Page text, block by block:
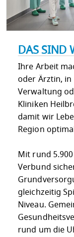
DAS SIND
Ihre Arbeit
oder Ärztin, in
Verwaltung
Kliniken
damit wir
Region
Mit rund
Verbund
gleichzeitig
Niveau.
rund um die